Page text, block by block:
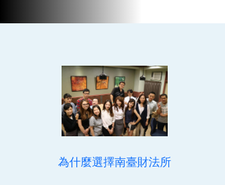
為什麼選擇南臺財法所